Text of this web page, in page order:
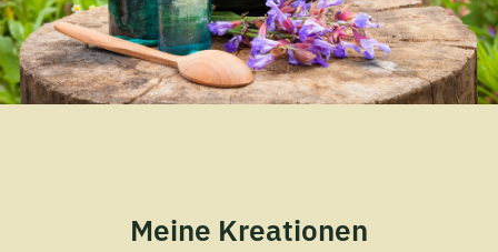
Meine Kreationen